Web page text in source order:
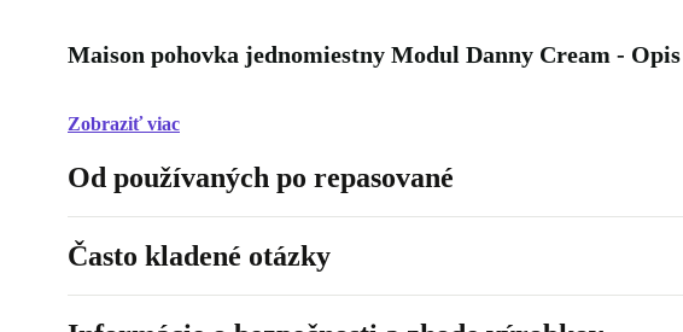
Maison pohovka jednomiestny Modul Danny Cream - Opis
Zobraziť viac
Od používaných po repasované
Často kladené otázky